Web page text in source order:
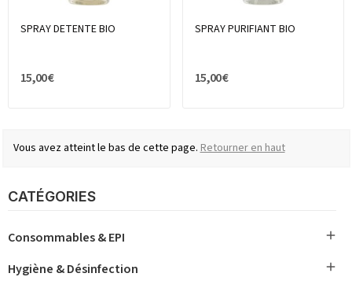
CATÉGORIES
Consommables & EPI 
Hygiène & Désinfection 
SPRAY DETENTE BIO
15,00 €
SPRAY PURIFIANT BIO
15,00 €
Vous avez atteint le bas de cette page. Retourner en haut